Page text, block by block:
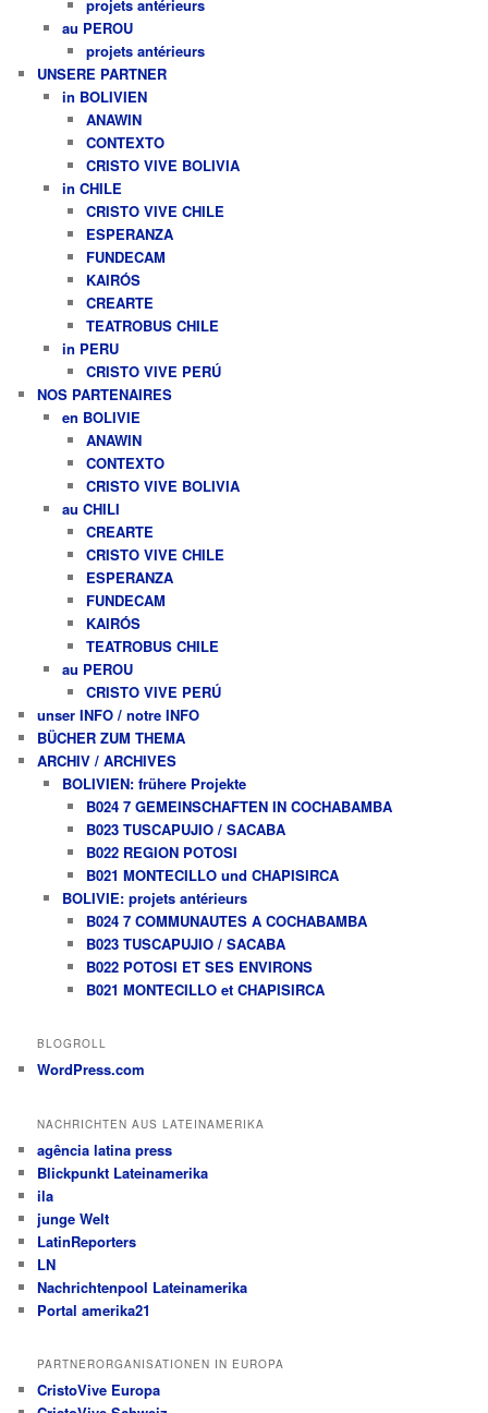
projets antérieurs
au PEROU
projets antérieurs
UNSERE PARTNER
in BOLIVIEN
ANAWIN
CONTEXTO
CRISTO VIVE BOLIVIA
in CHILE
CRISTO VIVE CHILE
ESPERANZA
FUNDECAM
KAIRÓS
CREARTE
TEATROBUS CHILE
in PERU
CRISTO VIVE PERÚ
NOS PARTENAIRES
en BOLIVIE
ANAWIN
CONTEXTO
CRISTO VIVE BOLIVIA
au CHILI
CREARTE
CRISTO VIVE CHILE
ESPERANZA
FUNDECAM
KAIRÓS
TEATROBUS CHILE
au PEROU
CRISTO VIVE PERÚ
unser INFO / notre INFO
BÜCHER ZUM THEMA
ARCHIV / ARCHIVES
BOLIVIEN: frühere Projekte
B024 7 GEMEINSCHAFTEN IN COCHABAMBA
B023 TUSCAPUJIO / SACABA
B022 REGION POTOSI
B021 MONTECILLO und CHAPISIRCA
BOLIVIE: projets antérieurs
B024 7 COMMUNAUTES A COCHABAMBA
B023 TUSCAPUJIO / SACABA
B022 POTOSI ET SES ENVIRONS
B021 MONTECILLO et CHAPISIRCA
BLOGROLL
WordPress.com
NACHRICHTEN AUS LATEINAMERIKA
agência latina press
Blickpunkt Lateinamerika
ila
junge Welt
LatinReporters
LN
Nachrichtenpool Lateinamerika
Portal amerika21
PARTNERORGANISATIONEN IN EUROPA
CristoVive Europa